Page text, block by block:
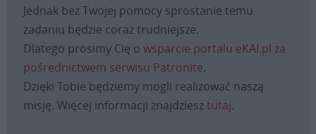
Jednak bez Twojej pomocy sprostanie temu
zadaniu będzie coraz trudniejsze.
Dlatego prosimy Cię o wsparcie portalu eKAI.pl za
pośrednictwem serwisu Patronite.
Dzięki Tobie będziemy mogli realizować naszą
misję. Więcej informacji znajdziesztutaj.